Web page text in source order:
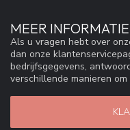
MEER INFORMATIE
Als u vragen hebt over
dan onze
bedrijfsgegevens,
verschillende manieren